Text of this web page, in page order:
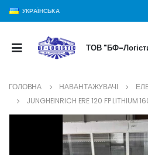
УКРАЇНСЬКА
ТОВ "БФ-
ГОЛОВНА НАВАНТАЖУВАЧІ
JUNGHEINRICH ERE 120 FP LITHIUM